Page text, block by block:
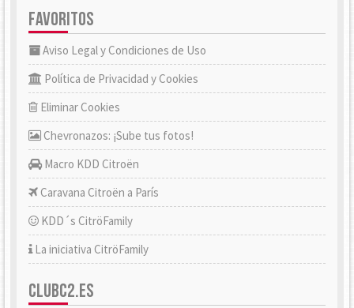
FAVORITOS
Aviso Legal y Condiciones de Uso
Política de Privacidad y Cookies
Eliminar Cookies
Chevronazos: ¡Sube tus fotos!
Macro KDD Citroën
Caravana Citroën a París
KDD´s CitröFamily
La iniciativa CitröFamily
CLUBC2.ES